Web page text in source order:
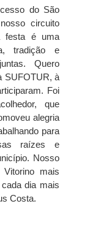
do São
circuito
festa é uma
tradição e
Quero
SUFOTUR, à
Foi
que
alegria
para
raízes e
Nosso
mais
dia mais
Costa.